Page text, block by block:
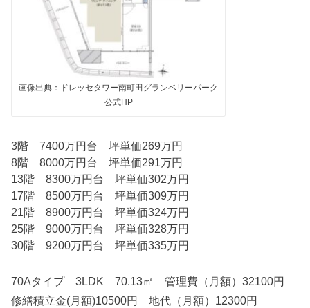
画像出典：ドレッセタワー南町田グランベリーパーク
公式HP
3階 7400万円台 坪単価269万円
8階 8000万円台 坪単価291万円
13階 8300万円台 坪単価302万円
17階 8500万円台 坪単価309万円
21階 8900万円台 坪単価324万円
25階 9000万円台 坪単価328万円
30階 9200万円台 坪単価335万円
70Aタイプ 3LDK 70.13㎡ 管理費（月額）32100円
修繕積立金(月額)10500円 地代（月額）12300円